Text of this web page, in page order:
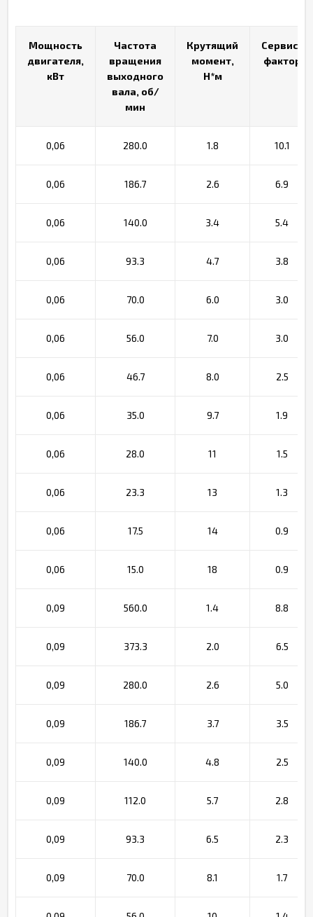
Мощность
двигателя,
кВт
Частота
вращения
выходного
вала, об/
мин
Крутящий
момент,
Н*м
Сервис-
фактор
0,06 280.0 1.8 10.1
0,06 186.7 2.6 6.9
0,06 140.0 3.4 5.4
0,06 93.3 4.7 3.8
0,06 70.0 6.0 3.0
0,06 56.0 7.0 3.0
0,06 46.7 8.0 2.5
0,06 35.0 9.7 1.9
0,06 28.0 11 1.5
0,06 23.3 13 1.3
0,06 17.5 14 0.9
0,06 15.0 18 0.9
0,09 560.0 1.4 8.8
0,09 373.3 2.0 6.5
0,09 280.0 2.6 5.0
0,09 186.7 3.7 3.5
0,09 140.0 4.8 2.5
0,09 112.0 5.7 2.8
0,09 93.3 6.5 2.3
0,09 70.0 8.1 1.7
Мощность
двигателя,
кВт
Частота
вращения
выходного
вала, об/
мин
Крутящий
момент,
Н*м
Сервис-
фактор